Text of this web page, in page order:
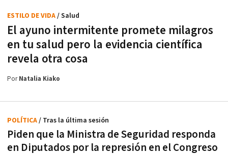
El ayuno intermitente promete milagros
en tu salud pero la evidencia científica
revela otra cosa
ESTILO DE VIDA/ Salud
PorNatalia Kiako
Piden que la Ministra de Seguridad responda
en Diputados por la represión en el Congreso
POLÍTICA/ Tras la última sesión